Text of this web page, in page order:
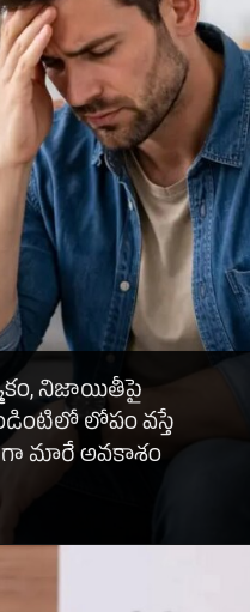
నిజాయితీపై
లోపం వస్తే
మారే అవకాశం